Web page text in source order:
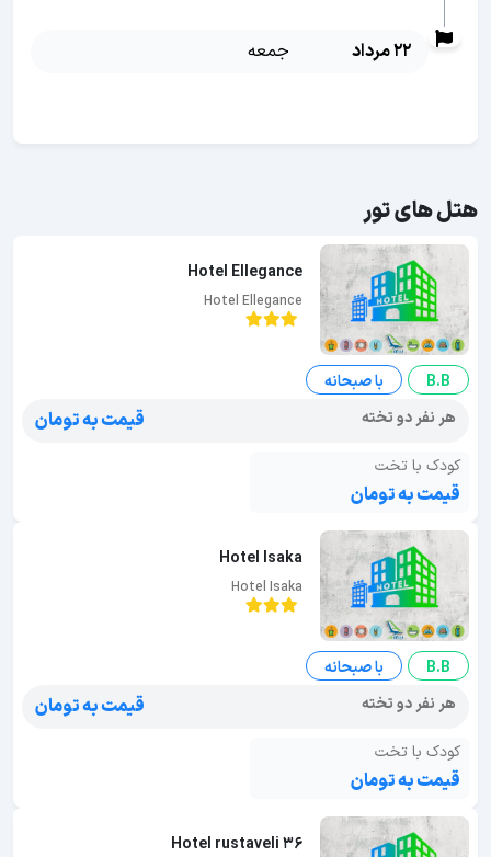
22 مرداد جمعه
هتل های تور
Hotel Ellegance
Hotel Ellegance
B.B
با صبحانه
هر نفر دو تخته
قیمت به تومان
کودک با تخت
قیمت به تومان
Hotel Isaka
Hotel Isaka
B.B
با صبحانه
هر نفر دو تخته
قیمت به تومان
کودک با تخت
قیمت به تومان
Hotel rustaveli 36